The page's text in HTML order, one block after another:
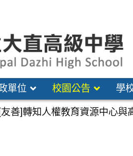
單位 校園公告 學
[友善]轉知人權教育資源中心